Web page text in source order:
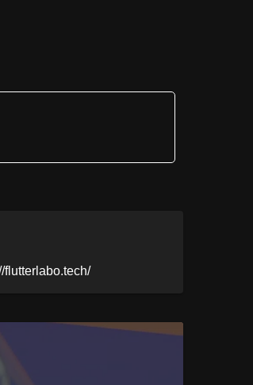
flutterlabo.tech/